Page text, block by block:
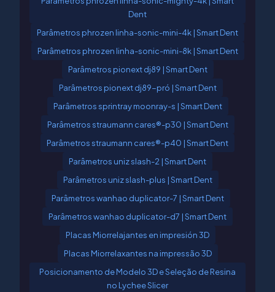
Dent
Parâmetros phrozen linha-sonic-mini-4k | Smart Dent
Parâmetros phrozen linha-sonic-mini-8k | Smart Dent
Parâmetros pionext dj89 | Smart Dent
Parâmetros pionext dj89-pró | Smart Dent
Parâmetros sprintray moonray-s | Smart Dent
Parâmetros straumann cares®-p30 | Smart Dent
Parâmetros straumann cares®-p40 | Smart Dent
Parâmetros uniz slash-2 | Smart Dent
Parâmetros uniz slash-plus | Smart Dent
Parâmetros wanhao duplicator-7 | Smart Dent
Parâmetros wanhao duplicator-d7 | Smart Dent
Placas Miorrelajantes en impresión 3D
Placas Miorrelaxantes na impressão 3D
Posicionamento de Modelo 3D e Seleção de Resina
no Lychee Slicer